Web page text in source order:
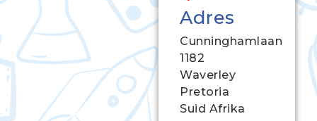
Adres
Cunninghamlaan
1182
Waverley
Pretoria
Suid Afrika